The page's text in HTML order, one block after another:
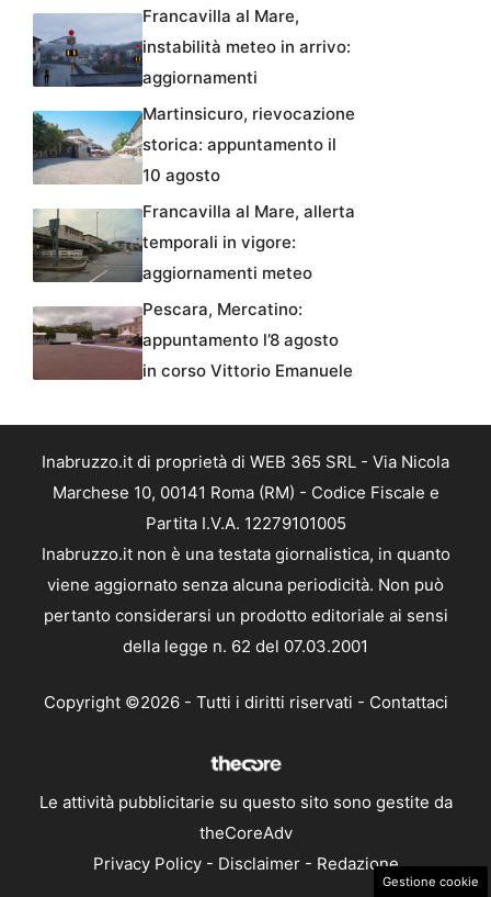
Francavilla al Mare,
instabilità meteo in arrivo:
aggiornamenti
Martinsicuro, rievocazione
storica: appuntamento il
10 agosto
Francavilla al Mare, allerta
temporali in vigore:
aggiornamenti meteo
Pescara, Mercatino:
appuntamento l’8 agosto
in corso Vittorio Emanuele
Inabruzzo.it di proprietà di WEB 365 SRL - Via Nicola
Marchese 10, 00141 Roma (RM) - Codice Fiscale e
Partita I.V.A. 12279101005
Inabruzzo.it non è una testata giornalistica, in quanto
viene aggiornato senza alcuna periodicità. Non può
pertanto considerarsi un prodotto editoriale ai sensi
della legge n. 62 del 07.03.2001
Copyright ©2026 - Tutti i diritti riservati - Contattaci
Le attività pubblicitarie su questo sito sono gestite da
theCoreAdv
Privacy Policy- Disclaimer- Redazione
Gestione cookie